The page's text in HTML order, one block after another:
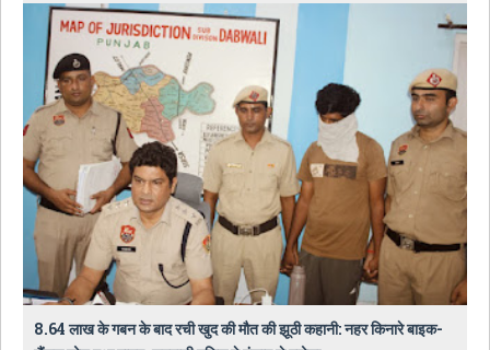
8.64 लाख के गबन के बाद रची खुद की मौत की झूठी कहानी: नहर किनारे बाइक-